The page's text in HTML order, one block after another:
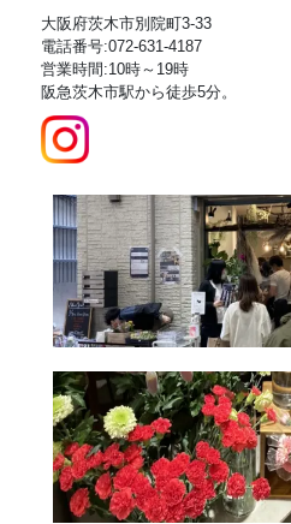
大阪府茨木市別院町3-33
電話番号:072-631-4187
営業時間:10時～19時
阪急茨木市駅から徒歩5分。